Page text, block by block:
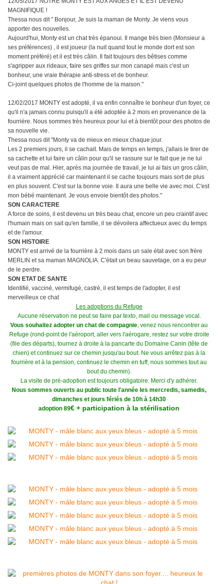
MAGNIFIQUE !
Thessa nous dit " Bonjour, Je suis la maman de Monty. Je viens vous
apporter des nouvelles.
Aujourd'hui, Monty est un chat très épanoui. Il mange très bien (Monsieur a
ses préférences) , il est joueur (la nuit quand tout le monde dort est son
moment préféré) et il est très câlin. Il fait toujours des bêtises comme
s'agripper aux rideaux, faire ses griffes sur mon canapé mais c'est un
bonheur, une vraie thérapie anti-stress et de bonheur.
Ci-joint quelques photos de l'homme de la maison."
12/02/2017 MONTY est adopté, il va enfin connaître le bonheur d'un foyer, ce
qu'il n'a jamais connu puisqu'il a été adoptée à 2 mois en provenance de la
fourrière. Nous sommes très heureux pour lui et à bientôt pour des photos de
sa nouvelle vie.
Thessa nous dit "Monty va de mieux en mieux chaque jour.
Les 2 premiers jours, il se cachait. Mais de temps en temps, j'allais le tirer de
sa cachette et lui faire un câlin pour qu'il se rassure sur le fait que je ne lui
veut pas de mal. Hier, après ma journée de travail, je lui ai fais un gros câlin,
il a vraiment apprécié car maintenant il se cache toujours mais sort de plus
en plus souvent. C'est sur la bonne voie. Il aura une belle vie avec moi. C'est
mon bébé maintenant. Je vous envoie bientôt des photos."
SON CARACTERE
A force de soins, il est devenu un très beau chat, encore un peu craintif avec
l'humain mais on sait qu'en famille, il se dévoilera affectueux avec du temps
et de l'amour.
SON HISTOIRE
MONTY est arrivé de la fourrière à 2 mois dans un sale état avec son frère
MERLIN et sa maman MAGNOLIA. C'était un beau sauvetage, on a eu peur
de le perdre.
SON ETAT DE SANTE
Identifié, vacciné, vermifugé, castré, il est temps de l'adopter, il est
merveilleux ce chat
Les adoptions du Refuge
Aucune réservation ne peut se faire par texto, mail ou message vocal.
Vous souhaitez adopter un chat de compagnie, venez nous rencontrer au
Refuge (rond-point de l'aéroport, aller vers l'aérogare, restez sur votre droite
(file des départs), tournez à droite à la pancarte du Domaine Canin (tête de
chien) et continuez sur ce chemin jusqu'au bout. Ne vous arrêtez pas à la
fourrière et à la pension, continuez le chemin en tuff, nous sommes tout au
bout du chemin).
La visite de pré-adoption est toujours obligatoire. Merci d'y adhérer.
Nous sommes ouverts au public toute l'année les mercredis, samedis,
dimanches et jours fériés de 10h à 14h30
adoption 89€ + participation à la stérilisation